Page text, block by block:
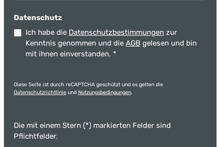
Datenschutz
Ich habe die Datenschutzbestimmungen zur
Kenntnis genommen und die AGB gelesen und bin
mit ihnen einverstanden. *
Diese Seite ist durch reCAPTCHA geschützt und es gelten die
Datenschutzrichtlinieund Nutzungsbedingungen.
Die mit einem Stern (*) markierten Felder sind
Pflichtfelder.